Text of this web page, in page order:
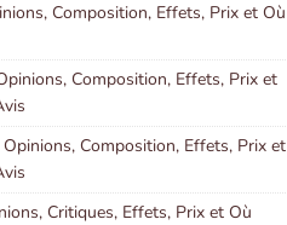
Composition, Effets, Prix et Où
Composition, Effets, Prix et
Composition, Effets, Prix et
Critiques, Effets, Prix et Où